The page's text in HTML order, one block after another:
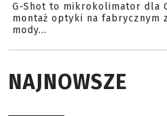
G-Shot to mikrokolimator dla
montaż optyki na fabrycznym
mody...
NAJNOWSZE